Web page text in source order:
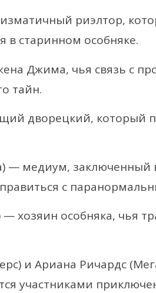
риэлтор,
в старинном особняке.
Джима, чья связь с
тайн.
дворецкий, который
медиум, заключенный
с
хозяин особняка, чья
и Ариана Ричардс
участниками